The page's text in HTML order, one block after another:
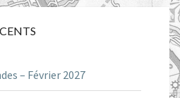
– Février 2027